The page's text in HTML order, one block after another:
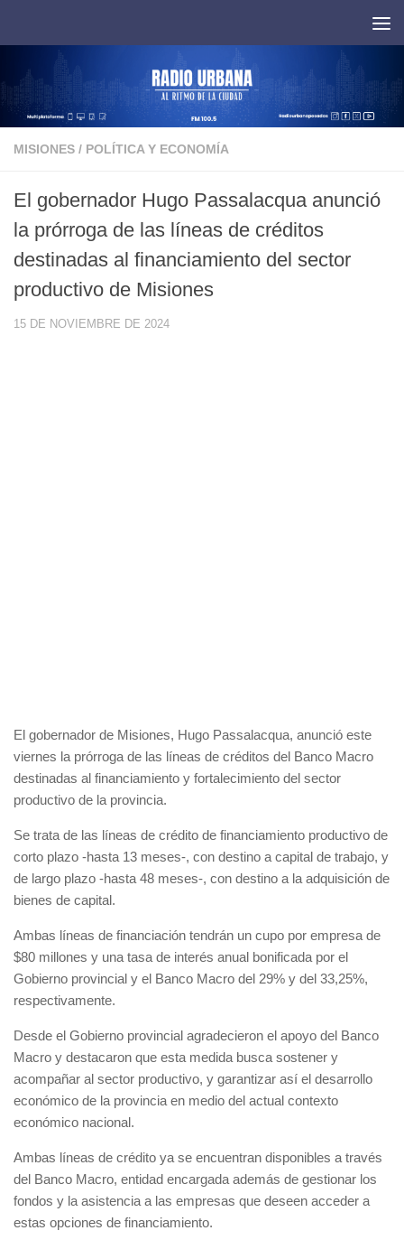
MISIONES / POLÍTICA Y ECONOMÍA
El gobernador Hugo Passalacqua anunció
la prórroga de las líneas de créditos
destinadas al financiamiento del sector
productivo de Misiones
15 DE NOVIEMBRE DE 2024
El gobernador de Misiones, Hugo Passalacqua, anunció este
viernes la prórroga de las líneas de créditos del Banco Macro
destinadas al financiamiento y fortalecimiento del sector
productivo de la provincia.
Se trata de las líneas de crédito de financiamiento productivo de
corto plazo -hasta 13 meses-, con destino a capital de trabajo, y
de largo plazo -hasta 48 meses-, con destino a la adquisición de
bienes de capital.
Ambas líneas de financiación tendrán un cupo por empresa de
$80 millones y una tasa de interés anual bonificada por el
Gobierno provincial y el Banco Macro del 29% y del 33,25%,
respectivamente.
Desde el Gobierno provincial agradecieron el apoyo del Banco
Macro y destacaron que esta medida busca sostener y
acompañar al sector productivo, y garantizar así el desarrollo
económico de la provincia en medio del actual contexto
económico nacional.
Ambas líneas de crédito ya se encuentran disponibles a través
del Banco Macro, entidad encargada además de gestionar los
fondos y la asistencia a las empresas que deseen acceder a
estas opciones de financiamiento.